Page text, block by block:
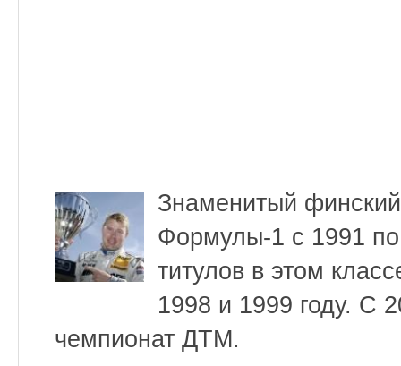
Знаменитый
Формулы-1 с 1991
титулов в этом
1998 и 1999 году. С
чемпионат ДТМ.